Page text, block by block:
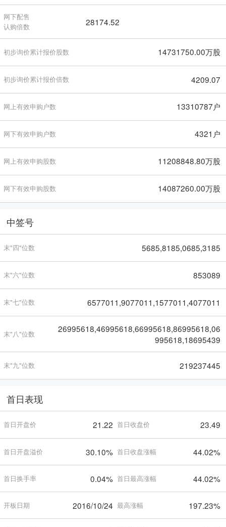
网下配售
认购倍数
28174.52
初步询价累计报价股数 14731750.00万股
初步询价累计报价倍数 4209.07
网上有效申购户数 13310787户
网下有效申购户数 4321户
网上有效申购股数 11208848.80万股
网下有效申购股数 14087260.00万股
中签号
末"四"位数 5685,8185,0685,3185
末"六"位数 853089
末"七"位数 6577011,9077011,1577011,4077011
末"八"位数
26995618,46995618,66995618,86995618,06
995618,18695439
末"九"位数 219237445
首日表现
首日开盘价 21.22 首日收盘价 23.49
首日开盘溢价 30.10% 首日收盘涨幅 44.02%
首日换手率 0.04% 首日最高涨幅 44.02%
开板日期 2016/10/24 最高涨幅 197.23%